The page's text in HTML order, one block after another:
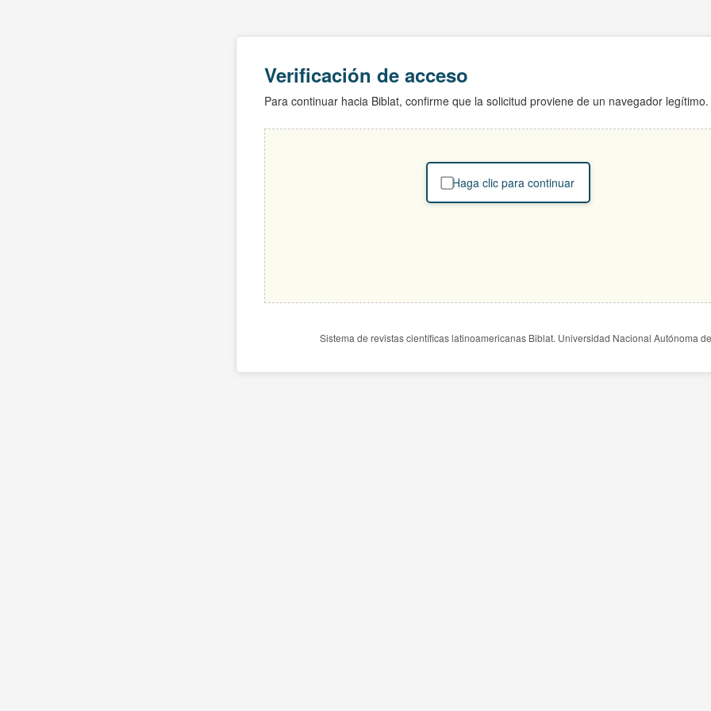
Verificación de acceso
Para continuar hacia Biblat, confirme que la solicitud proviene de un navegador legítimo.
Haga clic para continuar
Sistema de revistas científicas latinoamericanas Biblat. Universidad Nacional Autónoma